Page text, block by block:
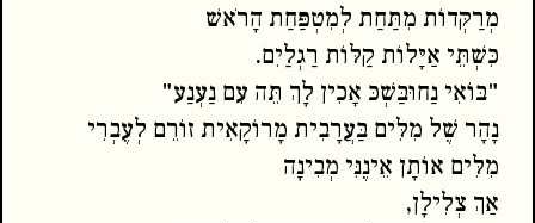
מְרַקְּדוֹת מִתַּחַת לְמִטְפַּחַת הָרֹאשׁ
כִּשְׁתֵּי אַיָּלוֹת קַלּוֹת רַגְלַיִם.
"בּוֹאִי נַחוּבַּשְׁכּ אָכִין לָךְ תֵּה עִם נַעְנַע"
נָהָר שֶׁל מִלִּים בַּעֲרָבִית מָרוֹקָאִית זוֹרֵם לְעֶבְרִי
מִלִּים אוֹתָן אֵינֶנִּי מְבִינָה
אַךְ צְלִילָן,